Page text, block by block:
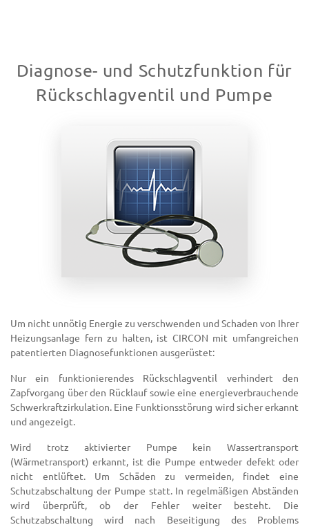
Diagnose- und Schutzfunktion für
Rückschlagventil und Pumpe
Um nicht unnötig Energie zu verschwenden und Schaden von Ihrer
Heizungsanlage fern zu halten, ist CIRCON mit umfangreichen
patentierten Diagnosefunktionen ausgerüstet:
Nur ein funktionierendes Rückschlagventil verhindert den
Zapfvorgang über den Rücklauf sowie eine energieverbrauchende
Schwerkraftzirkulation. Eine Funktionsstörung wird sicher erkannt
und angezeigt.
Wird trotz aktivierter Pumpe kein Wassertransport
(Wärmetransport) erkannt, ist die Pumpe entweder defekt oder
nicht entlüftet. Um Schäden zu vermeiden, findet eine
Schutzabschaltung der Pumpe statt. In regelmäßigen Abständen
wird überprüft, ob der Fehler weiter besteht. Die
Schutzabschaltung wird nach Beseitigung des Problems